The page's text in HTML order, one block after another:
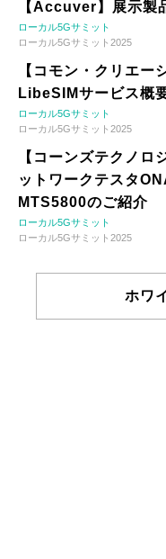
【Accuver】展示製
ローカル5Gサミット
ローカル5Gサミット2025
【コモン・クリエー
LibeSIMサービス概
ローカル5Gサミット
ローカル5Gサミット2025
【コーンズテクノ
ットワークテスタ
MTS5800のご紹介
ローカル5Gサミット
ローカル5Gサミット2025
ホワ